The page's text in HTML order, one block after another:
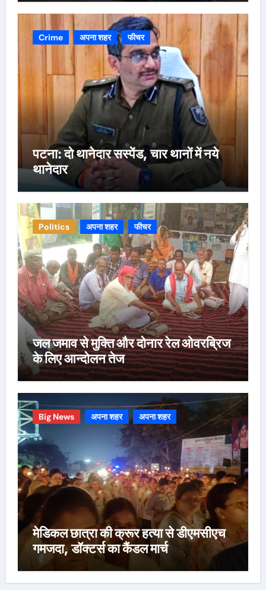
Crime अपना शहर फीचर
पटना: दो थानेदार सस्पेंड, चार थानों में नये
थानेदार
Politics अपना शहर फीचर
जल जमाव से मुक्ति और दोनार रेल ओवरब्रिज
के लिए आन्दोलन तेज
Big News अपना शहर अपना शहर
मेडिकल छात्रा की क्रूर हत्या से डीएमसीएच
गमजदा, डॉक्टर्स का कैंडल मार्च